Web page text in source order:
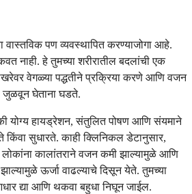
वास्तविक पण व्यवस्थापित करण्याजोगा आहे.
नाही. हे तुमच्या शरीरातील बदलांची एक
वेगळ्या पद्धतीने प्रक्रिया करणे आणि वजन
जुळवून घेताना घडते.
हायड्रेशन, संतुलित पोषण आणि संयमाने
किंवा सुधारते. काही क्लिनिकल डेटानुसार,
लोकांना कालांतराने वजन कमी झाल्यामुळे आणि
ऊर्जा वाढल्याचे दिसून येते. तुमच्या
द्या आणि थकवा बहुधा निघून जाईल.